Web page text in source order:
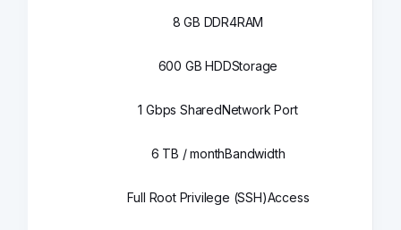
8 GB DDR4RAM
600 GB HDDStorage
1 Gbps SharedNetwork Port
6 TB / monthBandwidth
Full Root Privilege (SSH)Access